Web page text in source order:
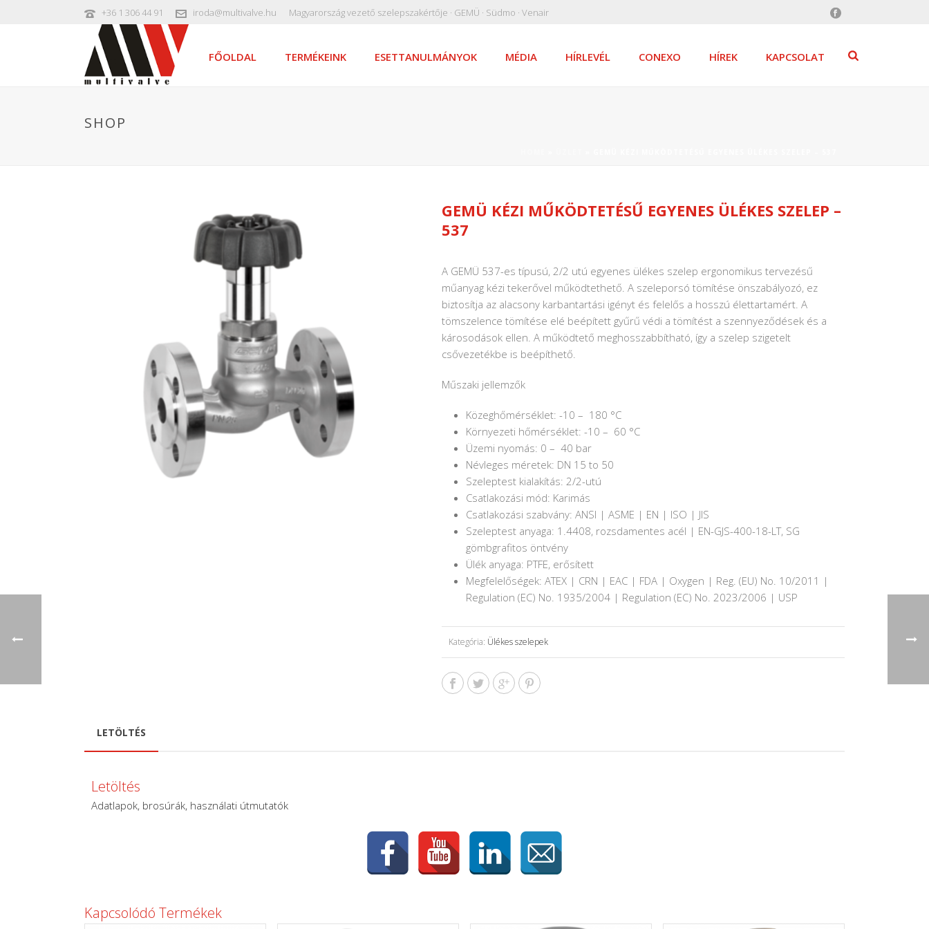
+36 1 306 44 91 iroda@multivalve.hu Magyarország vezető szelepszakértője · GEMÜ · Südmo · Venair
FŐOLDAL TERMÉKEINK ESETTANULMÁNYOK MÉDIA HÍRLEVÉL CONEXO HÍREK KAPCSOLAT
SHOP
GEMÜ KÉZI MŰKÖDTETÉSŰ EGYENES ÜLÉKES SZELEP –
537
A GEMÜ 537-es típusú, 2/2 utú egyenes ülékes szelep ergonomikus tervezésű
műanyag kézi tekerővel működtethető. A szeleporsó tömítése önszabályozó, ez
biztosítja az alacsony karbantartási igényt és felelős a hosszú élettartamért. A
tömszelence tömítése elé beépített gyűrű védi a tömítést a szennyeződések és a
károsodások ellen. A működtető meghosszabbítható, így a szelep szigetelt
csővezetékbe is beépíthető.
Műszaki jellemzők
Közeghőmérséklet: -10 – 180 °C
Környezeti hőmérséklet: -10 – 60 °C
Üzemi nyomás: 0 – 40 bar
Névleges méretek: DN 15 to 50
Szeleptest kialakítás: 2/2-utú
Csatlakozási mód: Karimás
Csatlakozási szabvány: ANSI | ASME | EN | ISO | JIS
Szeleptest anyaga: 1.4408, rozsdamentes acél | EN-GJS-400-18-LT, SG
gömbgrafitos öntvény
Ülék anyaga: PTFE, erősített
Megfelelőségek: ATEX | CRN | EAC | FDA | Oxygen | Reg. (EU) No. 10/2011 |
Regulation (EC) No. 1935/2004 | Regulation (EC) No. 2023/2006 | USP
Kategória: Ülékes szelepek
LETÖLTÉS
Letöltés
Adatlapok, brosúrák, használati útmutatók
Kapcsolódó Termékek